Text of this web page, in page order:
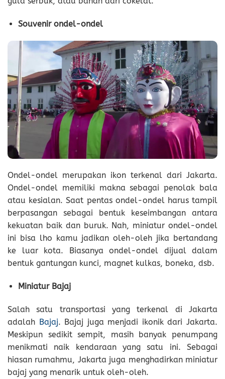
Souvenir ondel-ondel
Ondel-ondel merupakan ikon terkenal dari Jakarta.
Ondel-ondel memiliki makna sebagai penolak bala
atau kesialan. Saat pentas ondel-ondel harus tampil
berpasangan sebagai bentuk keseimbangan antara
kekuatan baik dan buruk. Nah, miniatur ondel-ondel
ini bisa lho kamu jadikan oleh-oleh jika bertandang
ke luar kota. Biasanya ondel-ondel dijual dalam
bentuk gantungan kunci, magnet kulkas, boneka, dsb.
Miniatur Bajaj
Salah satu transportasi yang terkenal di Jakarta
adalah Bajaj. Bajaj juga menjadi ikonik dari Jakarta.
Meskipun sedikit sempit, masih banyak penumpang
menikmati naik kendaraan yang satu ini. Sebagai
hiasan rumahmu, Jakarta juga menghadirkan miniatur
bajaj yang menarik untuk oleh-oleh.